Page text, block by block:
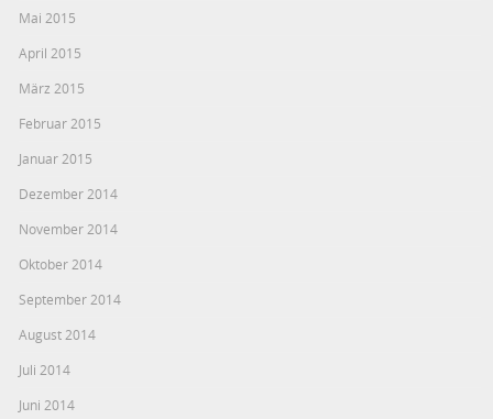
Mai 2015
April 2015
März 2015
Februar 2015
Januar 2015
Dezember 2014
November 2014
Oktober 2014
September 2014
August 2014
Juli 2014
Juni 2014